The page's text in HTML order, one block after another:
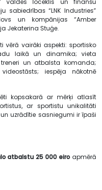
valdes loceklis un finanšu
sabiedrības “LNK Industries”
un kompānijas “Amber
Jekaterina Stuģe.
vairāki aspekti: sportisko
laikā un dinamika; vieta
un atbalsta komanda;
iespēja nākotnē
kopsakarā ar mērķi atlasīt
ar sportistu unikalitāti
uzrādītie sasniegumi ir īpaši
atbalstu 25 000 eiro apmērā